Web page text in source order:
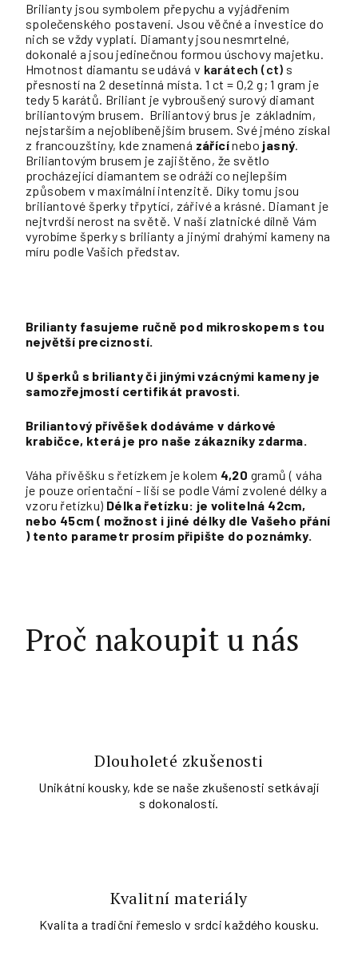
Brilianty jsou symbolem přepychu a vyjádřením
společenského postavení. Jsou věčné a investice do
nich se vždy vyplatí. Diamanty jsou nesmrtelné,
dokonalé a jsou jedinečnou formou úschovy majetku.
Hmotnost diamantu se udává v karátech (ct) s
přesností na 2 desetinná místa. 1 ct = 0,2 g; 1 gram je
tedy 5 karátů. Briliant je vybroušený surový diamant
briliantovým brusem. Briliantový brus je základním,
nejstarším a nejoblíbenějším brusem. Své jméno získal
z francouzštiny, kde znamená zářícínebo jasný.
Briliantovým brusem je zajištěno, že světlo
procházející diamantem se odráží co nejlepším
způsobem v maximální intenzitě. Díky tomu jsou
briliantové šperky třpytící, zářivé a krásné. Diamant je
nejtvrdší nerost na světě. V naší zlatnické dílně Vám
vyrobíme šperky s brilianty a jinými drahými kameny na
míru podle Vašich představ.
Brilianty fasujeme ručně pod mikroskopem s tou
největší precizností.
U šperků s brilianty či jinými vzácnými kameny je
samozřejmostí certifikát pravosti.
Briliantový přívěšek dodáváme v dárkové
krabičce, která je pro naše zákazníky zdarma.
Váha přívěšku s řetízkem je kolem 4,20 gramů ( váha
je pouze orientační - liší se podle Vámi zvolené délky a
vzoru řetízku) Délka řetízku: je volitelná 42cm,
nebo 45cm ( možnost i jiné délky dle Vašeho přání
) tento parametr prosím připište do poznámky.
Proč nakoupit u nás
Dlouholeté zkušenosti
Unikátní kousky, kde se naše zkušenosti setkávají
s dokonalostí.
Kvalitní materiály
Kvalita a tradiční řemeslo v srdci každého kousku.